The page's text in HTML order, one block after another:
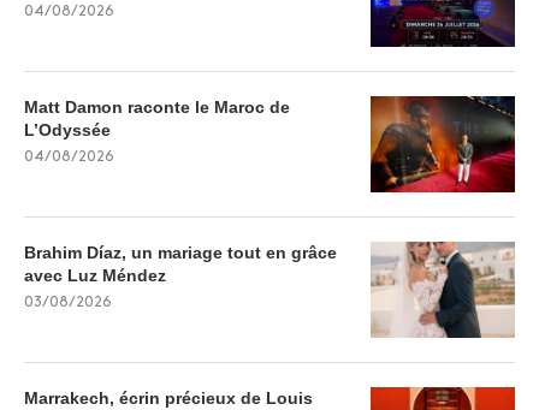
04/08/2026
Matt Damon raconte le Maroc de
L’Odyssée
04/08/2026
Brahim Díaz, un mariage tout en grâce
avec Luz Méndez
03/08/2026
Marrakech, écrin précieux de Louis